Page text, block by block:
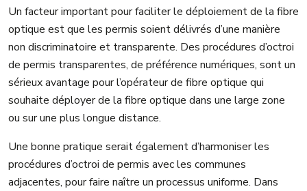
Un facteur important pour faciliter le déploiement de la fibre
optique est que les permis soient délivrés d’une manière
non discriminatoire et transparente. Des procédures d’octroi
de permis transparentes, de préférence numériques, sont un
sérieux avantage pour l’opérateur de fibre optique qui
souhaite déployer de la fibre optique dans une large zone
ou sur une plus longue distance.
Une bonne pratique serait également d’harmoniser les
procédures d’octroi de permis avec les communes
adjacentes, pour faire naître un processus uniforme. Dans